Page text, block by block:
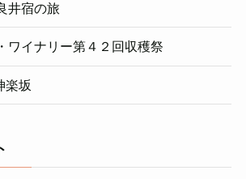
井宿の旅
ワイナリー第４２回収穫祭
楽坂